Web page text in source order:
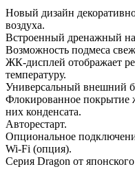
Новый дизайн
воздуха.
Встроенный дренажный
Возможность подмеса
ЖК-дисплей отображает
температуру.
Универсальный внешний
Флокированное покрытие
них конденсата.
Авторестарт.
Опциональное
Wi-Fi (опция).
Серия Dragon от